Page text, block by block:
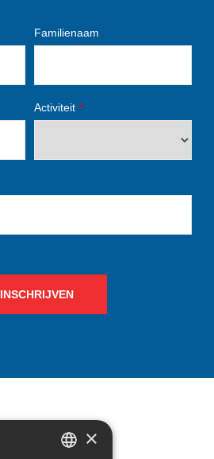
Familienaam
Activiteit *
INSCHRIJVEN
CONTACT ×